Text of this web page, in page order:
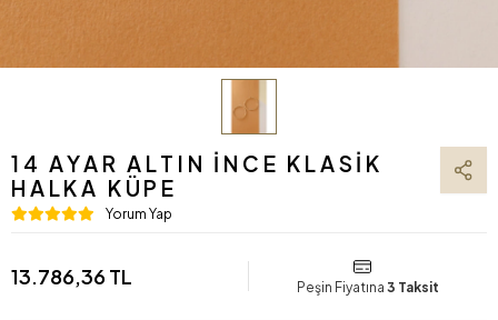
14 AYAR ALTIN İNCE KLASIK
HALKA KÜPE
Yorum Yap
13.786,36 TL Peşin Fiyatına 3 Taksit